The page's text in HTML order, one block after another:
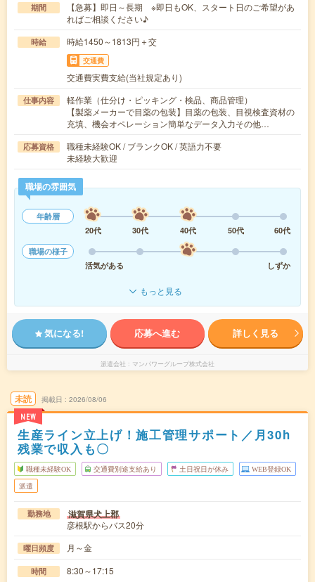
期間
【急募】即日～長期 ※即日もOK、スタート日のご希望があ
ればご相談ください♪
時給 時給1450～1813円＋交
交通費
交通費実費支給(当社規定あり)
仕事内容
軽作業（仕分け・ピッキング・検品、商品管理）
【製薬メーカーで目薬の包装】目薬の包装、目視検査資材の
充填、機会オペレーション簡単なデータ入力その他…
応募資格
職種未経験OK / ブランクOK / 英語力不要
未経験大歓迎
職場の雰囲気
年齢層
20代
30代 40代 50代
60代
職場の様子
活気がある
しずか
もっと見る
気になる! 応募へ進む 詳しく見る
派遣会社 マンパワーグループ株式会社
未読
NEW
掲載日 2026/08/06
生産ライン立上げ！施工管理サポート／月30h
残業で収入も〇
職種未経験OK 交通費別途支給あり 土日祝日が休み WEB登録OK
派遣
勤務地 滋賀県犬上郡
彦根駅からバス20分
曜日頻度 月～金
時間 8:30～17:15